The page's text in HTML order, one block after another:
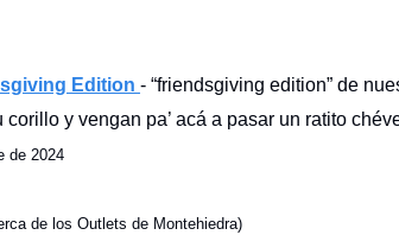
Edition - “friendsgiving edition” de
y vengan pa’ acá a pasar un ratito
de 2024
de los Outlets de Montehiedra)